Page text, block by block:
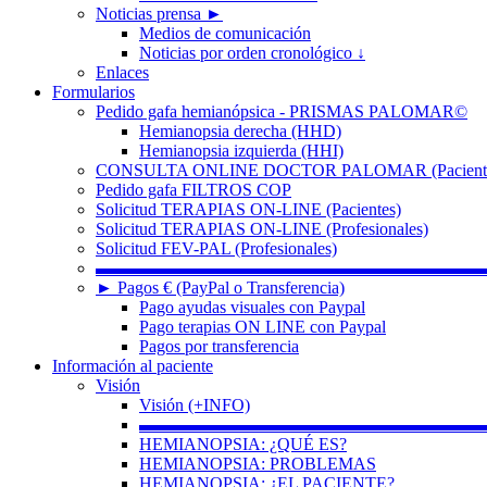
Noticias prensa ►
Medios de comunicación
Noticias por orden cronológico ↓
Enlaces
Formularios
Pedido gafa hemianópsica - PRISMAS PALOMAR©
Hemianopsia derecha (HHD)
Hemianopsia izquierda (HHI)
CONSULTA ONLINE DOCTOR PALOMAR
Pedido gafa FILTROS COP
Solicitud TERAPIAS ON-LINE (Pacientes)
Solicitud TERAPIAS ON-LINE (Profesionales)
Solicitud FEV-PAL (Profesionales)
► Pagos € (PayPal o Transferencia)
Pago ayudas visuales con Paypal
Pago terapias ON LINE con Paypal
Pagos por transferencia
Información al paciente
Visión
Visión (+INFO)
HEMIANOPSIA: ¿QUÉ ES?
HEMIANOPSIA: PROBLEMAS
HEMIANOPSIA: ¿EL PACIENTE?